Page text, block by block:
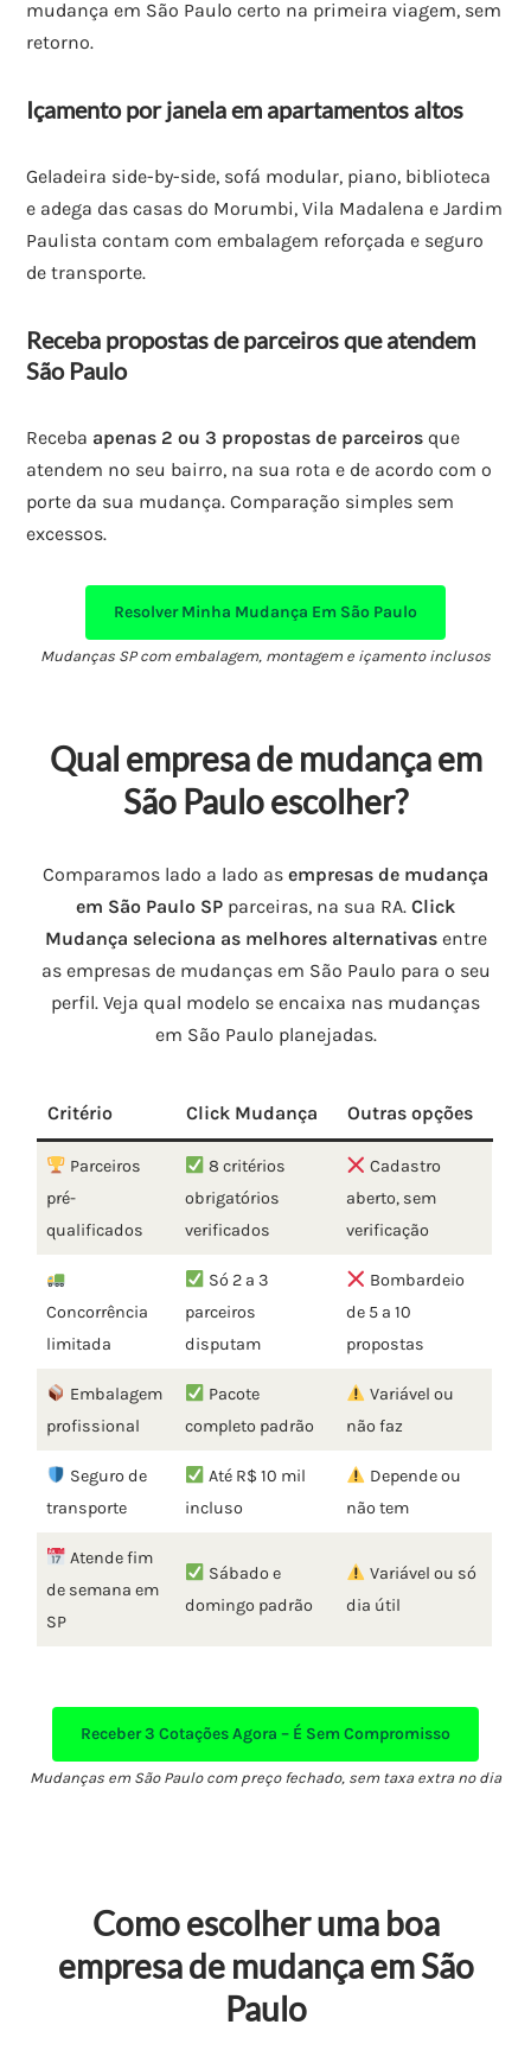
mudança em São Paulo certo na primeira viagem, sem
retorno.
Içamento por janela em apartamentos altos
Geladeira side-by-side, sofá modular, piano, biblioteca
e adega das casas do Morumbi, Vila Madalena e Jardim
Paulista contam com embalagem reforçada e seguro
de transporte.
Receba propostas de parceiros que atendem
São Paulo
Receba apenas 2 ou 3 propostas de parceirosque
atendem no seu bairro, na sua rota e de acordo com o
porte da sua mudança. Comparação simples sem
excessos.
Resolver Minha Mudança Em São Paulo
Mudanças SP com embalagem, montagem e içamento inclusos
Qual empresa de mudança em
São Paulo escolher?
Comparamos lado a lado as empresas de mudança
em São Paulo SP parceiras, na sua RA. Click
Mudança seleciona as melhores alternativasentre
as empresas de mudanças em São Paulo para o seu
perfil. Veja qual modelo se encaixa nas mudanças
em São Paulo planejadas.
Critério Click Mudança Outras opções
Parceiros
pré-
qualificados
8 critérios
obrigatórios
verificados
Cadastro
aberto, sem
verificação
Concorrência
limitada
Só 2 a 3
parceiros
disputam
Bombardeio
de 5 a 10
propostas
Embalagem
profissional
Pacote
completo padrão
Variável ou
não faz
Seguro de
transporte
Até R$ 10 mil
incluso
Depende ou
não tem
Atende fim
de semana em
SP
Sábado e
domingo padrão
Variável ou só
dia útil
Receber3 Cotações Agora – É Sem Compromisso
Mudanças em São Paulo com preço fechado, sem taxa extra no dia
Como escolher uma boa
empresa de mudança em São
Paulo